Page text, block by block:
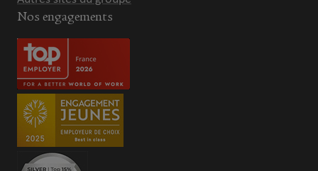
Nos engagements